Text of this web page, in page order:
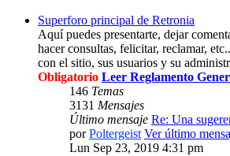
Superforo principal de Retronia
Aquí puedes presentarte, dejar
hacer consultas, felicitar, reclamar,
con el sitio, sus usuarios y su
Obligatorio Leer Reglamento
146 Temas
3131 Mensajes
Último mensaje Re: Una
porPoltergeist Ver último
Lun Sep 23, 2019 4:31 pm